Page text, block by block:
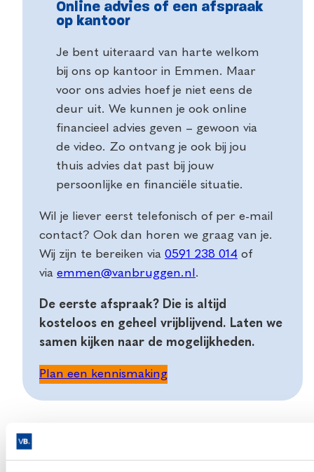
Online advies of een afspraak
op kantoor
Je bent uiteraard van harte welkom
bij ons op kantoor in Emmen. Maar
voor ons advies hoef je niet eens de
deur uit. We kunnen je ook online
financieel advies geven – gewoon via
de video. Zo ontvang je ook bij jou
thuis advies dat past bij jouw
persoonlijke en financiële situatie.
Wil je liever eerst telefonisch of per e-mail
contact? Ook dan horen we graag van je.
Wij zijn te bereiken via 0591 238 014 of
via emmen@vanbruggen.nl .
De eerste afspraak? Die is altijd
kosteloos en geheel vrijblijvend. Laten we
samen kijken naar de mogelijkheden.
Plan een kennismaking
Documenten & downloads